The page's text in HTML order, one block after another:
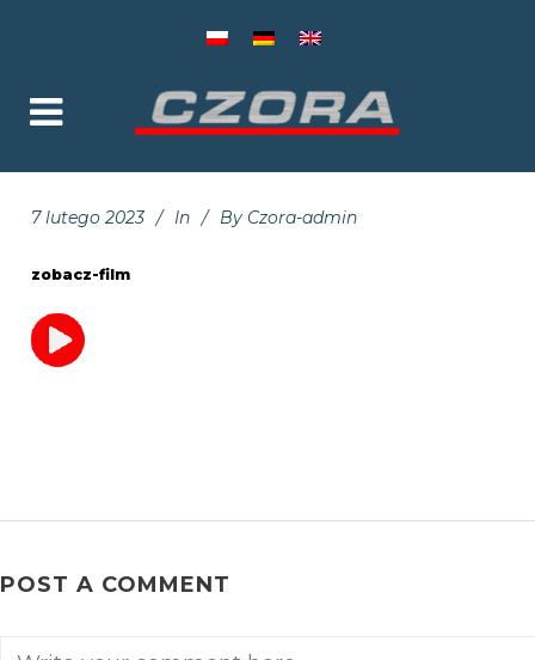
7 lutego 2023 In By Czora-admin
zobacz-film
POST A COMMENT